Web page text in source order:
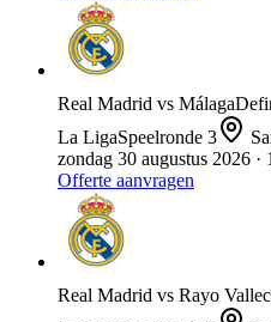
Real Madrid vs Málaga
La LigaSpeelronde 3
zondag 30 augustus 2026 ·
Offerte aanvragen
Real Madrid vs Rayo